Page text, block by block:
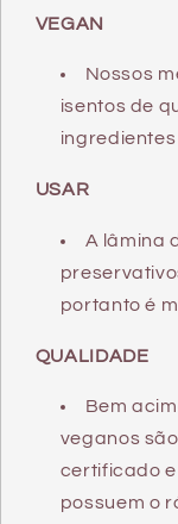
VEGAN
Nossos
isentos de
USAR
A lâmina
portanto é
QUALIDADE
Bem
veganos
certificado e
possuem o